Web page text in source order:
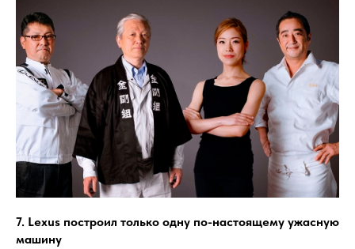
7. Lexus построил только одну по-настоящему ужасную
машину